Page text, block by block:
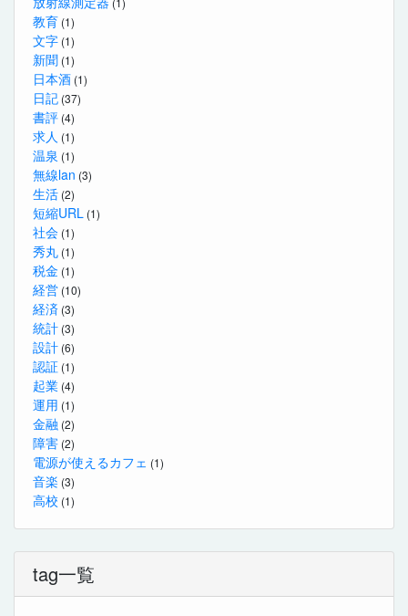
教育 (1)
文字 (1)
新聞 (1)
日本酒 (1)
日記 (37)
書評 (4)
求人 (1)
温泉 (1)
無線lan (3)
生活 (2)
短縮URL (1)
社会 (1)
秀丸 (1)
税金 (1)
経営 (10)
経済 (3)
統計 (3)
設計 (6)
認証 (1)
起業 (4)
運用 (1)
金融 (2)
障害 (2)
電源が使えるカフェ (1)
音楽 (3)
高校 (1)
tag一覧